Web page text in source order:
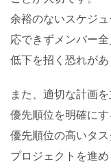
余裕のないスケジ
応できずメンバー
低下を招く恐れがあ
また、適切な計画
優先順位を明確にす
優先順位の高いタ
プロジェクトを進め